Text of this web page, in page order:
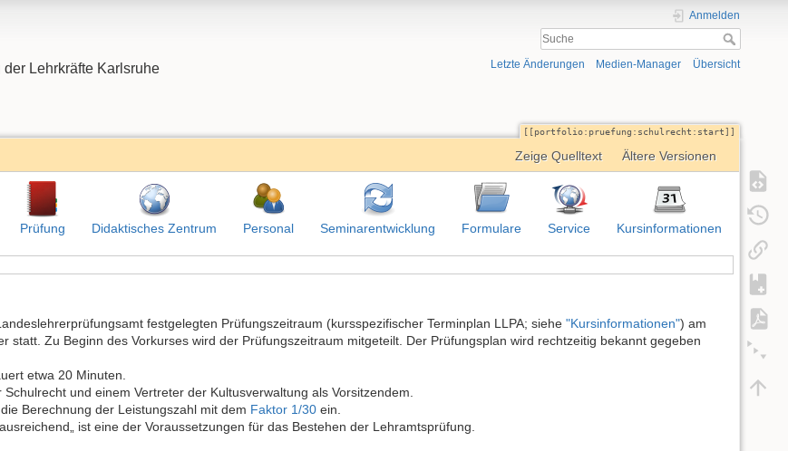
Lehrkräfte Karlsruhe
Anmelden
Letzte Änderungen Medien-Manager Übersicht
portfolio:pruefung:schulrecht:start
Zeige Quelltext Ältere Versionen
Prüfung Didaktisches Zentrum Personal Seminarentwicklung Formulare Service Kursinformationen
festgelegten Prüfungszeitraum (kursspezifischer Terminplan LLPA; siehe"Kursinformationen") am
statt. Zu Beginn des Vorkurses wird der Prüfungszeitraum mitgeteilt. Der Prüfungsplan wird rechtzeitig bekannt gegeben
etwa 20 Minuten.
und einem Vertreter der Kultusverwaltung als Vorsitzendem.
Berechnung der Leistungszahl mit dem Faktor 1/30 ein.
ist eine der Voraussetzungen für das Bestehen der Lehramtsprüfung.